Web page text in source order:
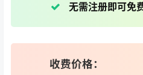
无需注册即可免
收费价格：